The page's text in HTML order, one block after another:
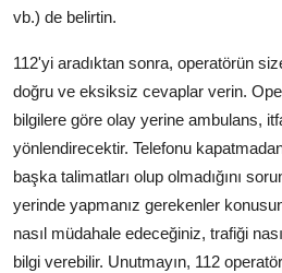
vb.) de belirtin.
112'yi aradıktan sonra, operatörün
doğru ve eksiksiz cevaplar verin.
bilgilere göre olay yerine ambulans,
yönlendirecektir. Telefonu
başka talimatları olup olmadığını
yerinde yapmanız gerekenler
nasıl müdahale edeceğiniz, trafiği
bilgi verebilir. Unutmayın, 112